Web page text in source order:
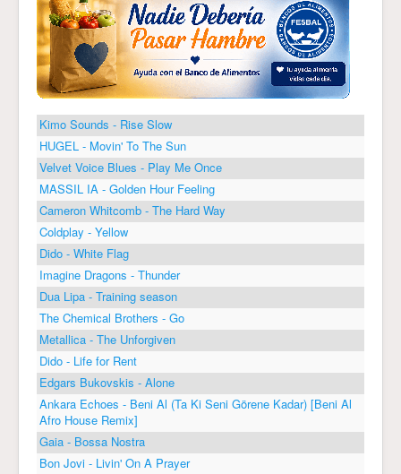
Kimo Sounds - Rise Slow
HUGEL - Movin' To The Sun
Velvet Voice Blues - Play Me Once
MASSIL IA - Golden Hour Feeling
Cameron Whitcomb - The Hard Way
Coldplay - Yellow
Dido - White Flag
Imagine Dragons - Thunder
Dua Lipa - Training season
The Chemical Brothers - Go
Metallica - The Unforgiven
Dido - Life for Rent
Edgars Bukovskis - Alone
Ankara Echoes - Beni Al (Ta Ki Seni Görene Kadar) [Beni Al
Afro House Remix]
Gaia - Bossa Nostra
Bon Jovi - Livin' On A Prayer